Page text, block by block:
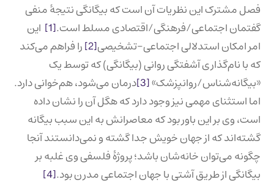
فصل مشترک این نظریات آن است که بیگانگی نتیجهٔ منفی
گفتمان اجتماعی/فرهنگی/اقتصادی مسلط است.[1]
این
امر امکان استدلالی اجتماعی-تشخیصی[2]
را فراهم می‌کند
که با نام‌گذاری آشفتگی روانی (بیگانگی) که توسط یک
«بیگانه‌شناس/روانپزشک»[3] درمان می‌شود، هم‌خوانی دارد.
اما استثنای مهمی نیز وجود دارد که هگل آن را نشان داده
است، وی بر این باور بود که معاصرانش به این سبب بیگانه
گشته‌اند که از جهان خویش جدا گشته و نمی‌دانستند آنجا
چگونه می‌توان خانه‌شان باشد؛ پروژهٔ فلسفی وی غلبه بر
بیگانگی از طریق آشتی با جهان اجتماعی مدرن بود.[4]